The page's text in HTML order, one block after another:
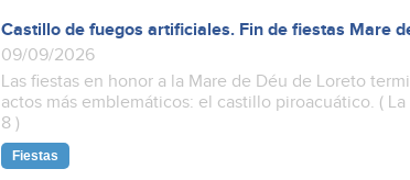
Castillo de fuegos artificiales. Fin de fiestas Mare
09/09/2026
Las fiestas en honor a la Mare de Déu de Loreto
actos más emblemáticos: el castillo piroacuático. (
8 )
Fiestas